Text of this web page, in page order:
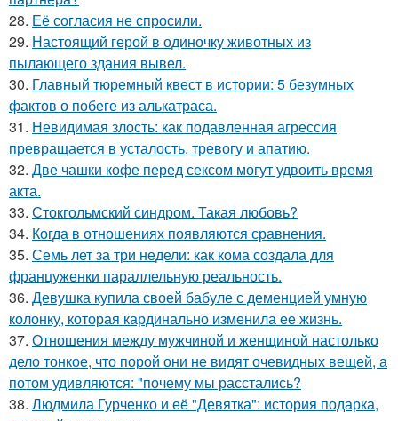
28. Её согласия не спросили.
29. Настоящий герой в одиночку животных из
пылающего здания вывел.
30. Главный тюремный квест в истории: 5 безумных
фактов о побеге из алькатраса.
31. Невидимая злость: как подавленная агрессия
превращается в усталость, тревогу и апатию.
32. Две чашки кофе перед сексом могут удвоить время
акта.
33. Стокгольмский синдром. Такая любовь?
34. Когда в отношениях появляются сравнения.
35. Семь лет за три недели: как кома создала для
француженки параллельную реальность.
36. Девушка купила своей бабуле с деменцией умную
колонку, которая кардинально изменила ее жизнь.
37. Отношения между мужчиной и женщиной настолько
дело тонкое, что порой они не видят очевидных вещей, а
потом удивляются: "почему мы расстались?
38. Людмила Гурченко и её "Девятка": история подарка,